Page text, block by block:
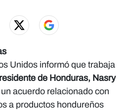
Unidos informó que trabaja
de Honduras, Nasry
acuerdo relacionado con
a productos hondureños